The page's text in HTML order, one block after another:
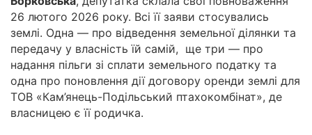
26 лютого 2026 року. Всі її заяви стосувались
землі. Одна — про відведення земельної ділянки та
передачу у власність їй самій, ще три — про
надання пільги зі сплати земельного податку та
одна про поновлення дії договору оренди землі для
ТОВ «Кам’янець-Подільський птахокомбінат», де
власницею є її родичка.